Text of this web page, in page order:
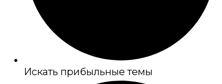
Искать прибыльные темы